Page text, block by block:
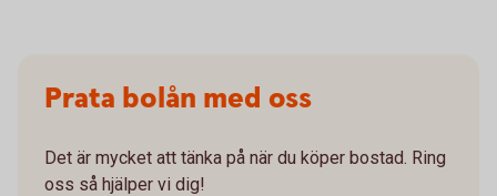
Prata bolån med oss
Det är mycket att tänka på när du köper bostad. Ring
oss så hjälper vi dig!